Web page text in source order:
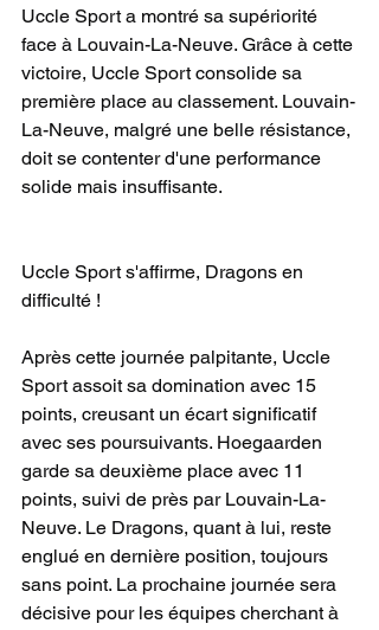
Uccle Sport a montré sa supériorité
face à Louvain-La-Neuve. Grâce à cette
victoire, Uccle Sport consolide sa
première place au classement. Louvain-
La-Neuve, malgré une belle résistance,
doit se contenter d'une performance
solide mais insuffisante.
Uccle Sport s'affirme, Dragons en
difficulté !
Après cette journée palpitante, Uccle
Sport assoit sa domination avec 15
points, creusant un écart significatif
avec ses poursuivants. Hoegaarden
garde sa deuxième place avec 11
points, suivi de près par Louvain-La-
Neuve. Le Dragons, quant à lui, reste
englué en dernière position, toujours
sans point. La prochaine journée sera
décisive pour les équipes cherchant à